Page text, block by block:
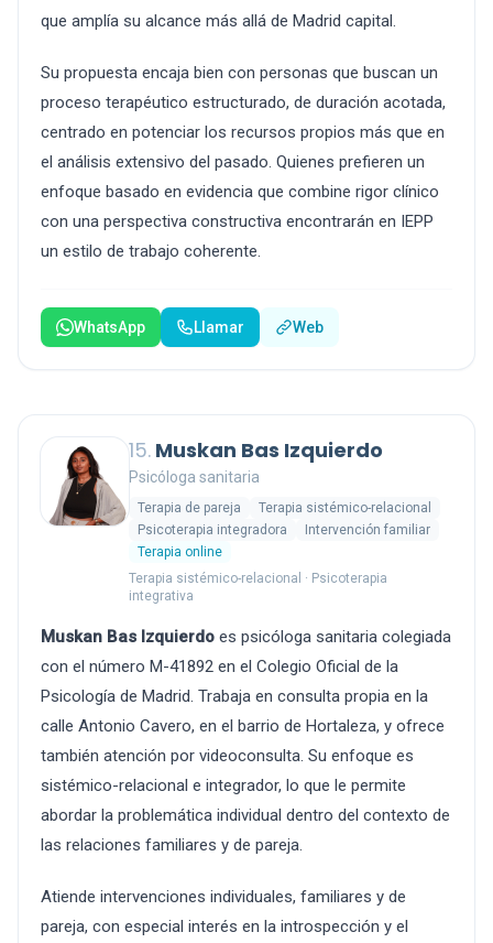
que amplía su alcance más allá de Madrid capital.
Su propuesta encaja bien con personas que buscan un
proceso terapéutico estructurado, de duración acotada,
centrado en potenciar los recursos propios más que en
el análisis extensivo del pasado. Quienes prefieren un
enfoque basado en evidencia que combine rigor clínico
con una perspectiva constructiva encontrarán en IEPP
un estilo de trabajo coherente.
WhatsApp Llamar Web
15. Muskan Bas Izquierdo
Psicóloga sanitaria
Terapia de pareja
Terapia sistémico-relacional
Psicoterapia integradora
Intervención familiar
Terapia online
Terapia sistémico-relacional · Psicoterapia
integrativa
Muskan Bas Izquierdo es psicóloga sanitaria colegiada
con el número M-41892 en el Colegio Oficial de la
Psicología de Madrid. Trabaja en consulta propia en la
calle Antonio Cavero, en el barrio de Hortaleza, y ofrece
también atención por videoconsulta. Su enfoque es
sistémico-relacional e integrador, lo que le permite
abordar la problemática individual dentro del contexto de
las relaciones familiares y de pareja.
Atiende intervenciones individuales, familiares y de
pareja, con especial interés en la introspección y el